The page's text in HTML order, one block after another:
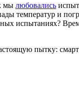
мы любовались
температур и
испытаниях?
пытку: